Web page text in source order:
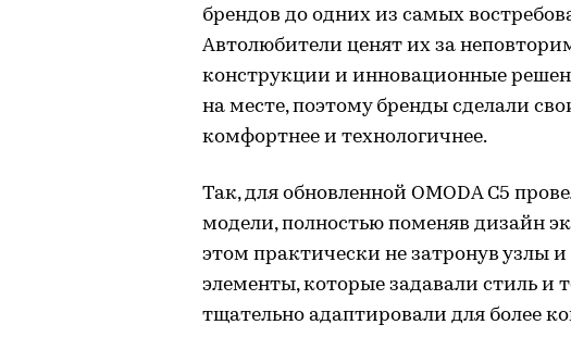
брендов до одних из самых
Автолюбители ценят их за
конструкции и инновационные
на месте, поэтому бренды сделали
комфортнее и технологичнее.
Так, для обновленной OMODA C5
модели, полностью поменяв дизайн
этом практически не затронув узлы
элементы, которые задавали стиль и
тщательно адаптировали для более